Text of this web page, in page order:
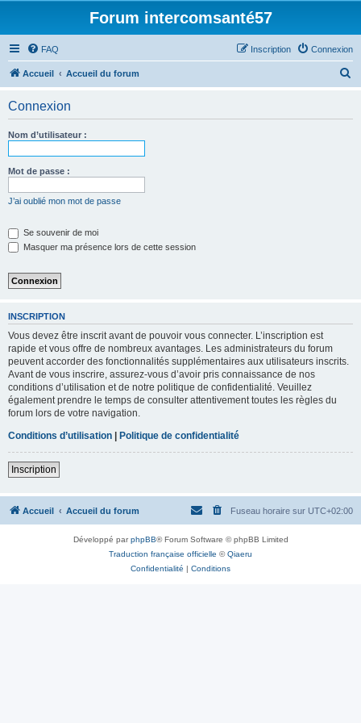
Forum intercomsanté57
FAQ Connexion
Inscription
Accueil Accueil du forum
Connexion
Nom d’utilisateur :
Mot de passe :
J’ai oublié mon mot de passe
Se souvenir de moi
Masquer ma présence lors de cette session
INSCRIPTION
Vous devez être inscrit avant de pouvoir vous connecter. L’inscription est
rapide et vous offre de nombreux avantages. Les administrateurs du forum
peuvent accorder des fonctionnalités supplémentaires aux utilisateurs inscrits.
Avant de vous inscrire, assurez-vous d’avoir pris connaissance de nos
conditions d’utilisation et de notre politique de confidentialité. Veuillez
également prendre le temps de consulter attentivement toutes les règles du
forum lors de votre navigation.
Conditions d’utilisation | Politique de confidentialité
Inscription
Accueil Accueil du forum Fuseau horaire sur UTC+02:00
Développé parphpBB® Forum Software © phpBB Limited
Traduction française officielle ©Qiaeru
Confidentialité | Conditions